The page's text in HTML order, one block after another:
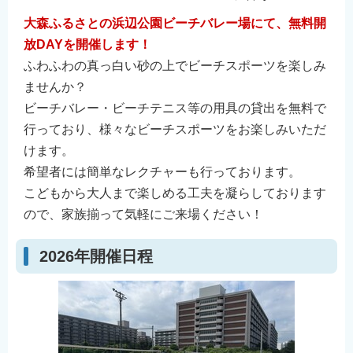
大森ふるさとの浜辺公園ビーチバレー場にて、無料開
放DAYを開催します！
ふわふわの真っ白い砂の上でビーチスポーツを楽しみ
ませんか？
ビーチバレー・ビーチテニス等の用具の貸出を無料で
行っており、様々なビーチスポーツをお楽しみいただ
けます。
希望者には簡単なレクチャーも行っております。
こどもから大人まで楽しめる工夫を凝らしております
ので、家族揃って気軽にご来場ください！
2026年開催日程